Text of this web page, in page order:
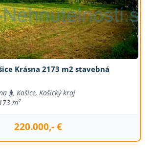
Krásna 2173 m2 stavebná
Košice, Košický kraj
m²
220.000,- €